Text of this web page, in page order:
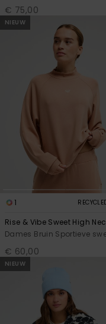
€ 75,00
NIEUW
1
Rise & Vibe Sweet High
Dames Bruin Sportieve
€ 60,00
NIEUW